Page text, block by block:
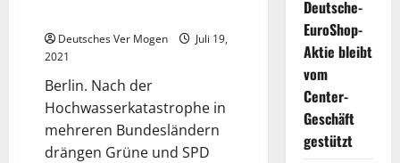
Deutsches Ver Mogen
Juli 19,
2021
Berlin. Nach der
Hochwasserkatastrophe in
mehreren Bundesländern
drängen Grüne und SPD
Deutsche-
EuroShop-
Aktie bleibt
vom
Center-
Geschäft
gestützt